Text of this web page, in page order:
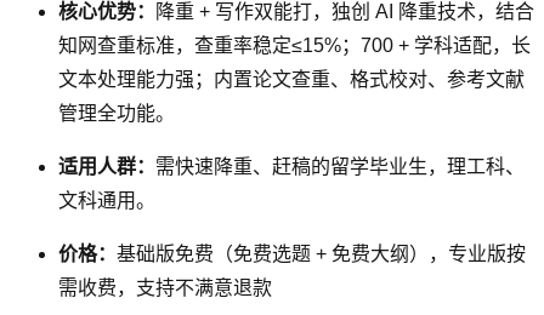
核心优势：
降重 + 写作双能打，独创 AI 降重技术，结合
知网查重标准，查重率稳定≤15%；700 + 学科适配，长
文本处理能力强；内置论文查重、格式校对、参考文献
管理全功能。
适用人群： 需快速降重、赶稿的留学毕业生，理工科、
文科通用。
价格： 基础版免费（免费选题 + 免费大纲），专业版按
需收费，支持不满意退款